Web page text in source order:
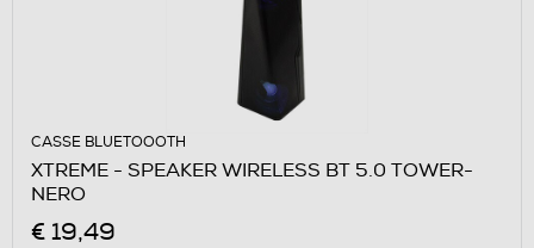
CASSE BLUETOOOTH
XTREME - SPEAKER WIRELESS BT 5.0 TOWER-
NERO
€ 19,49